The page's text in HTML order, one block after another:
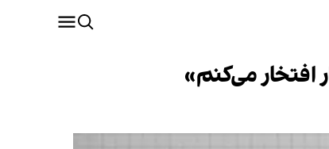
افتخار می‌کنم»